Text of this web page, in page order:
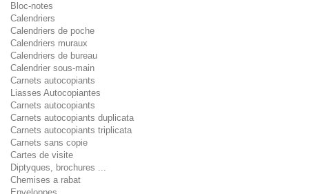
Bloc-notes
Calendriers
Calendriers de poche
Calendriers muraux
Calendriers de bureau
Calendrier sous-main
Carnets autocopiants
Liasses Autocopiantes
Carnets autocopiants
Carnets autocopiants duplicata
Carnets autocopiants triplicata
Carnets sans copie
Cartes de visite
Diptyques, brochures ...
Chemises a rabat